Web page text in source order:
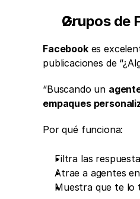
Grupos de
Facebook es
publicaciones de
“Buscando un
empaques
Por qué funciona:
Filtra las
Atrae a agentes
Muestra que te lo